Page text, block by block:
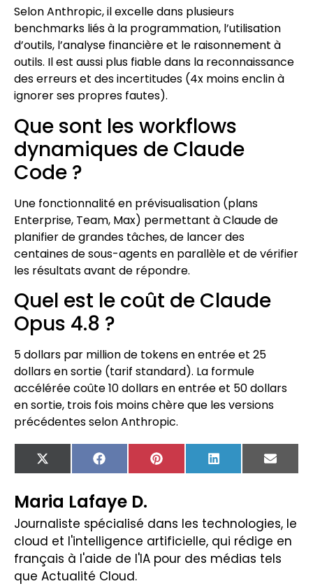
Selon Anthropic, il excelle dans plusieurs
benchmarks liés à la programmation, l’utilisation
d’outils, l’analyse financière et le raisonnement à
outils. Il est aussi plus fiable dans la reconnaissance
des erreurs et des incertitudes (4x moins enclin à
ignorer ses propres fautes).
Que sont les workflows
dynamiques de Claude
Code ?
Une fonctionnalité en prévisualisation (plans
Enterprise, Team, Max) permettant à Claude de
planifier de grandes tâches, de lancer des
centaines de sous-agents en parallèle et de vérifier
les résultats avant de répondre.
Quel est le coût de Claude
Opus 4.8 ?
5 dollars par million de tokens en entrée et 25
dollars en sortie (tarif standard). La formule
accélérée coûte 10 dollars en entrée et 50 dollars
en sortie, trois fois moins chère que les versions
précédentes selon Anthropic.
X
(Twitter)
FacebookPinterest LinkedIn Email
Maria Lafaye D.
Journaliste spécialisé dans les technologies, le
cloud et l'intelligence artificielle, qui rédige en
français à l'aide de l'IA pour des médias tels
que Actualité Cloud.